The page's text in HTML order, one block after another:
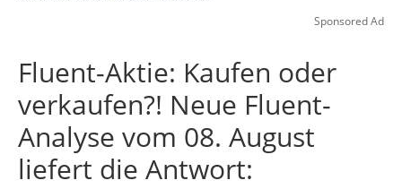
Sponsored Ad
Fluent-Aktie: Kaufen oder
verkaufen?! Neue Fluent-
Analyse vom 08. August
liefert die Antwort: